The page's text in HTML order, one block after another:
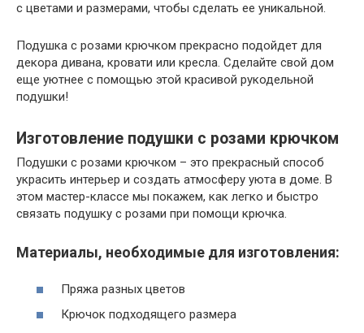
с цветами и размерами, чтобы сделать ее уникальной.
Подушка с розами крючком прекрасно подойдет для
декора дивана, кровати или кресла. Сделайте свой дом
еще уютнее с помощью этой красивой рукодельной
подушки!
Изготовление подушки с розами крючком
Подушки с розами крючком – это прекрасный способ
украсить интерьер и создать атмосферу уюта в доме. В
этом мастер-классе мы покажем, как легко и быстро
связать подушку с розами при помощи крючка.
Материалы, необходимые для изготовления:
Пряжа разных цветов
Крючок подходящего размера